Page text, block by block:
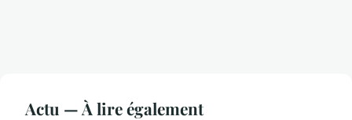
Actu — À lire également